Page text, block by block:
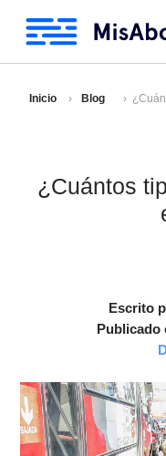
Inicio Blog
¿Cuántos
Escrito
Publicado